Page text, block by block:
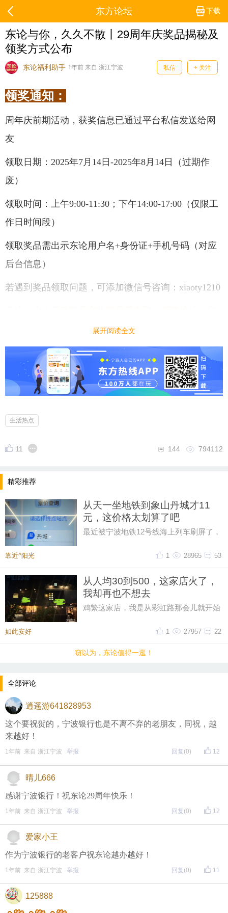
下载
东方论坛
东论与你，久久不散丨29周年庆奖品揭秘及
领奖方式公布
东论福利助手 1年前 来自 浙江宁波 私信 + 关注
领奖通知：
周年庆前期活动，获奖信息已通过平台私信发送给网
友
领取日期：2025年7月14日-2025年8月14日（过期作
废）
领取时间：上午9:00-11:30；下午14:00-17:00（仅限工
作日时间段）
领取奖品需出示东论用户名+身份证+手机号码（对应
后台信息）
若遇到奖品领取问题，可添加微信号咨询：xiaoty1210
波高新区宁波新材料创新中心东区2幢20号2-5-3。
展开阅读全文
生活热点
11 794112
144
精彩推荐
从天一坐地铁到象山丹城才11
元，这价格太划算了吧
最近被宁波地铁12号线海上列车刷屏了，
从天一广场坐到象山丹城是11晕
靠近^阳光 53
28965
1
从人均30到500，这家店火了，
我却再也不想去
鸡繁这家店，我是从彩虹路那会儿就开始
声再多，我也愿意去，那时候感
如此安好 22
27957
1
窃以为，东论值得一逛！
全部评论
逍遥游641828953
这个要祝贺的，宁波银行也是不离不弃的老朋友，同祝，越
来越好！
12
1年前 来自 浙江宁波 举报 回复 (0)
晴儿666
感谢宁波银行！祝东论29周年快乐！
12
1年前 来自 浙江宁波 举报 回复 (0)
爱家小王
作为宁波银行的老客户祝东论越办越好！
11
1年前 来自 浙江宁波 举报 回复 (0)
125888